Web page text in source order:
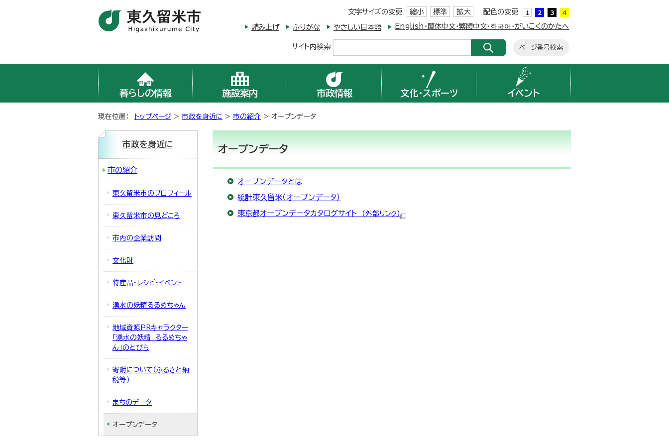
文字サイズの変更 縮小 標準 拡大 配色の変更
読み上げ ふりがな やさしい日本語 English・簡体中文・繁體中文・한국어・がいこくのかたへ
サイト内検索 ページ番号検索
暮らしの情報 施設案内 市政情報 文化・スポーツ イベント
現在位置： トップページ > 市政を身近に > 市の紹介 > オープンデータ
オープンデータ
オープンデータとは
統計東久留米（オープンデータ）
東京都オープンデータカタログサイト （外部リンク）
市政を身近に
市の紹介
東久留米市のプロフィール
東久留米市の見どころ
市内の企業訪問
文化財
特産品・レシピ・イベント
湧水の妖精るるめちゃん
地域資源PRキャラクター
「湧水の妖精 るるめちゃ
ん」のとびら
寄附について（ふるさと納
税等）
まちのデータ
オープンデータ